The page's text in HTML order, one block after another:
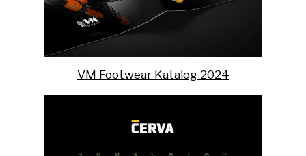
VM Footwear Katalog 2024